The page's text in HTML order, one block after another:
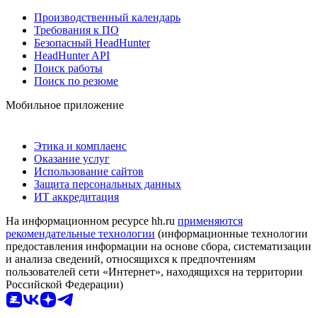
Производственный календарь
Требования к ПО
Безопасный HeadHunter
HeadHunter API
Поиск работы
Поиск по резюме
Мобильное приложение
Этика и комплаенс
Оказание услуг
Использование сайтов
Защита персональных данных
ИТ аккредитация
На информационном ресурсе hh.ru применяются
рекомендательные технологии (информационные технологии
предоставления информации на основе сбора, систематизации
и анализа сведений, относящихся к предпочтениям
пользователей сети «Интернет», находящихся на территории
Российской Федерации)